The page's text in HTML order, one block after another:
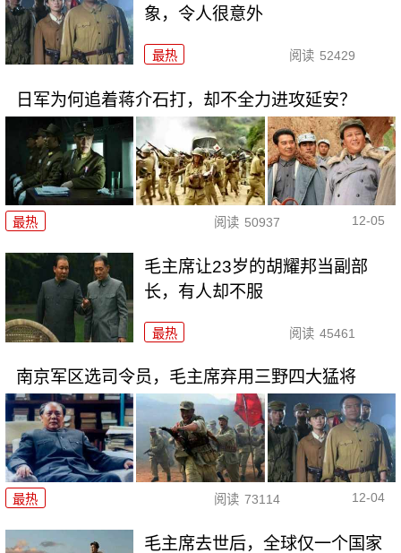
象，令人很意外
最热 阅读 52429
日军为何追着蒋介石打，却不全力进攻延安？
最热 阅读 50937 12-05
毛主席让23岁的胡耀邦当副部
长，有人却不服
最热 阅读 45461
南京军区选司令员，毛主席弃用三野四大猛将
最热 阅读 73114 12-04
毛主席去世后，全球仅一个国家